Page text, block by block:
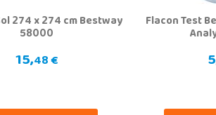
274 x 274 cm Bestway
58000
15,48 €
Flacon Test